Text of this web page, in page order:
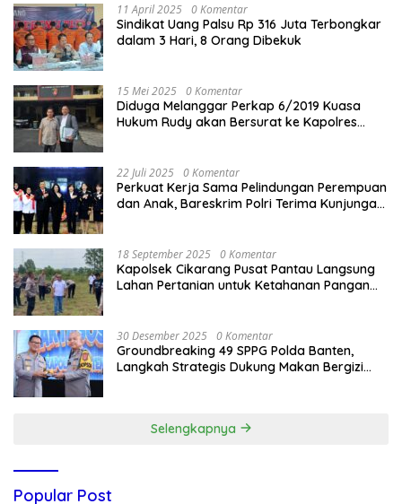
11 April 2025 0 Komentar
Sindikat Uang Palsu Rp 316 Juta Terbongkar
dalam 3 Hari, 8 Orang Dibekuk
15 Mei 2025 0 Komentar
Diduga Melanggar Perkap 6/2019 Kuasa
Hukum Rudy akan Bersurat ke Kapolres
22 Juli 2025 0 Komentar
Perkuat Kerja Sama Pelindungan Perempuan
dan Anak, Bareskrim Polri Terima Kunjungan
18 September 2025 0 Komentar
Kapolsek Cikarang Pusat Pantau Langsung
Lahan Pertanian untuk Ketahanan Pangan
30 Desember 2025 0 Komentar
Groundbreaking 49 SPPG Polda Banten,
Langkah Strategis Dukung Makan Bergizi
Selengkapnya
Popular Post